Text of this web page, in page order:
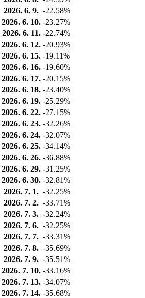
2026. 6. 9. -22.58%
2026. 6. 10. -23.27%
2026. 6. 11. -22.74%
2026. 6. 12. -20.93%
2026. 6. 15. -19.11%
2026. 6. 16. -19.60%
2026. 6. 17. -20.15%
2026. 6. 18. -23.40%
2026. 6. 19. -25.29%
2026. 6. 22. -27.15%
2026. 6. 23. -32.26%
2026. 6. 24. -32.07%
2026. 6. 25. -34.14%
2026. 6. 26. -36.88%
2026. 6. 29. -31.25%
2026. 6. 30. -32.81%
2026. 7. 1. -32.25%
2026. 7. 2. -33.71%
2026. 7. 3. -32.24%
2026. 7. 6. -32.25%
2026. 7. 7. -33.31%
2026. 7. 8. -35.69%
2026. 7. 9. -35.51%
2026. 7. 10. -33.16%
2026. 7. 13. -34.07%
2026. 7. 14. -35.68%